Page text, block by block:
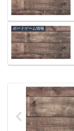
ボードゲーム情報